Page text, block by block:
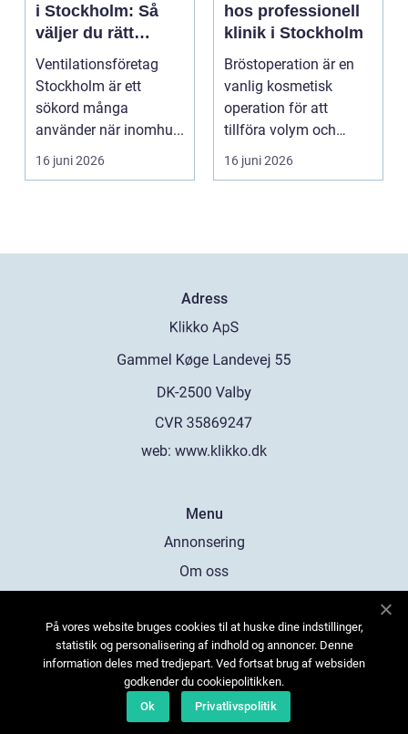
i Stockholm: Så
väljer du rätt
partner för frisk
luft inomhus
Ventilationsföretag
Stockholm är ett
sökord många
använder när inomhu...
16 juni 2026
hos professionell
klinik i Stockholm
Bröstoperation är en
vanlig kosmetisk
operation för att
tillföra volym och
skapa...
16 juni 2026
Adress
web: www.klikko.dk
Menu
Annonsering
Om oss
Kontakta oss
Sitemap
På vores website bruges cookies til at huske dine indstillinger,
statistik og personalisering af indhold og annoncer. Denne
information deles med tredjepart. Ved fortsat brug af websiden
godkender du cookiepolitikken.
Ok
Privatlivspolitik